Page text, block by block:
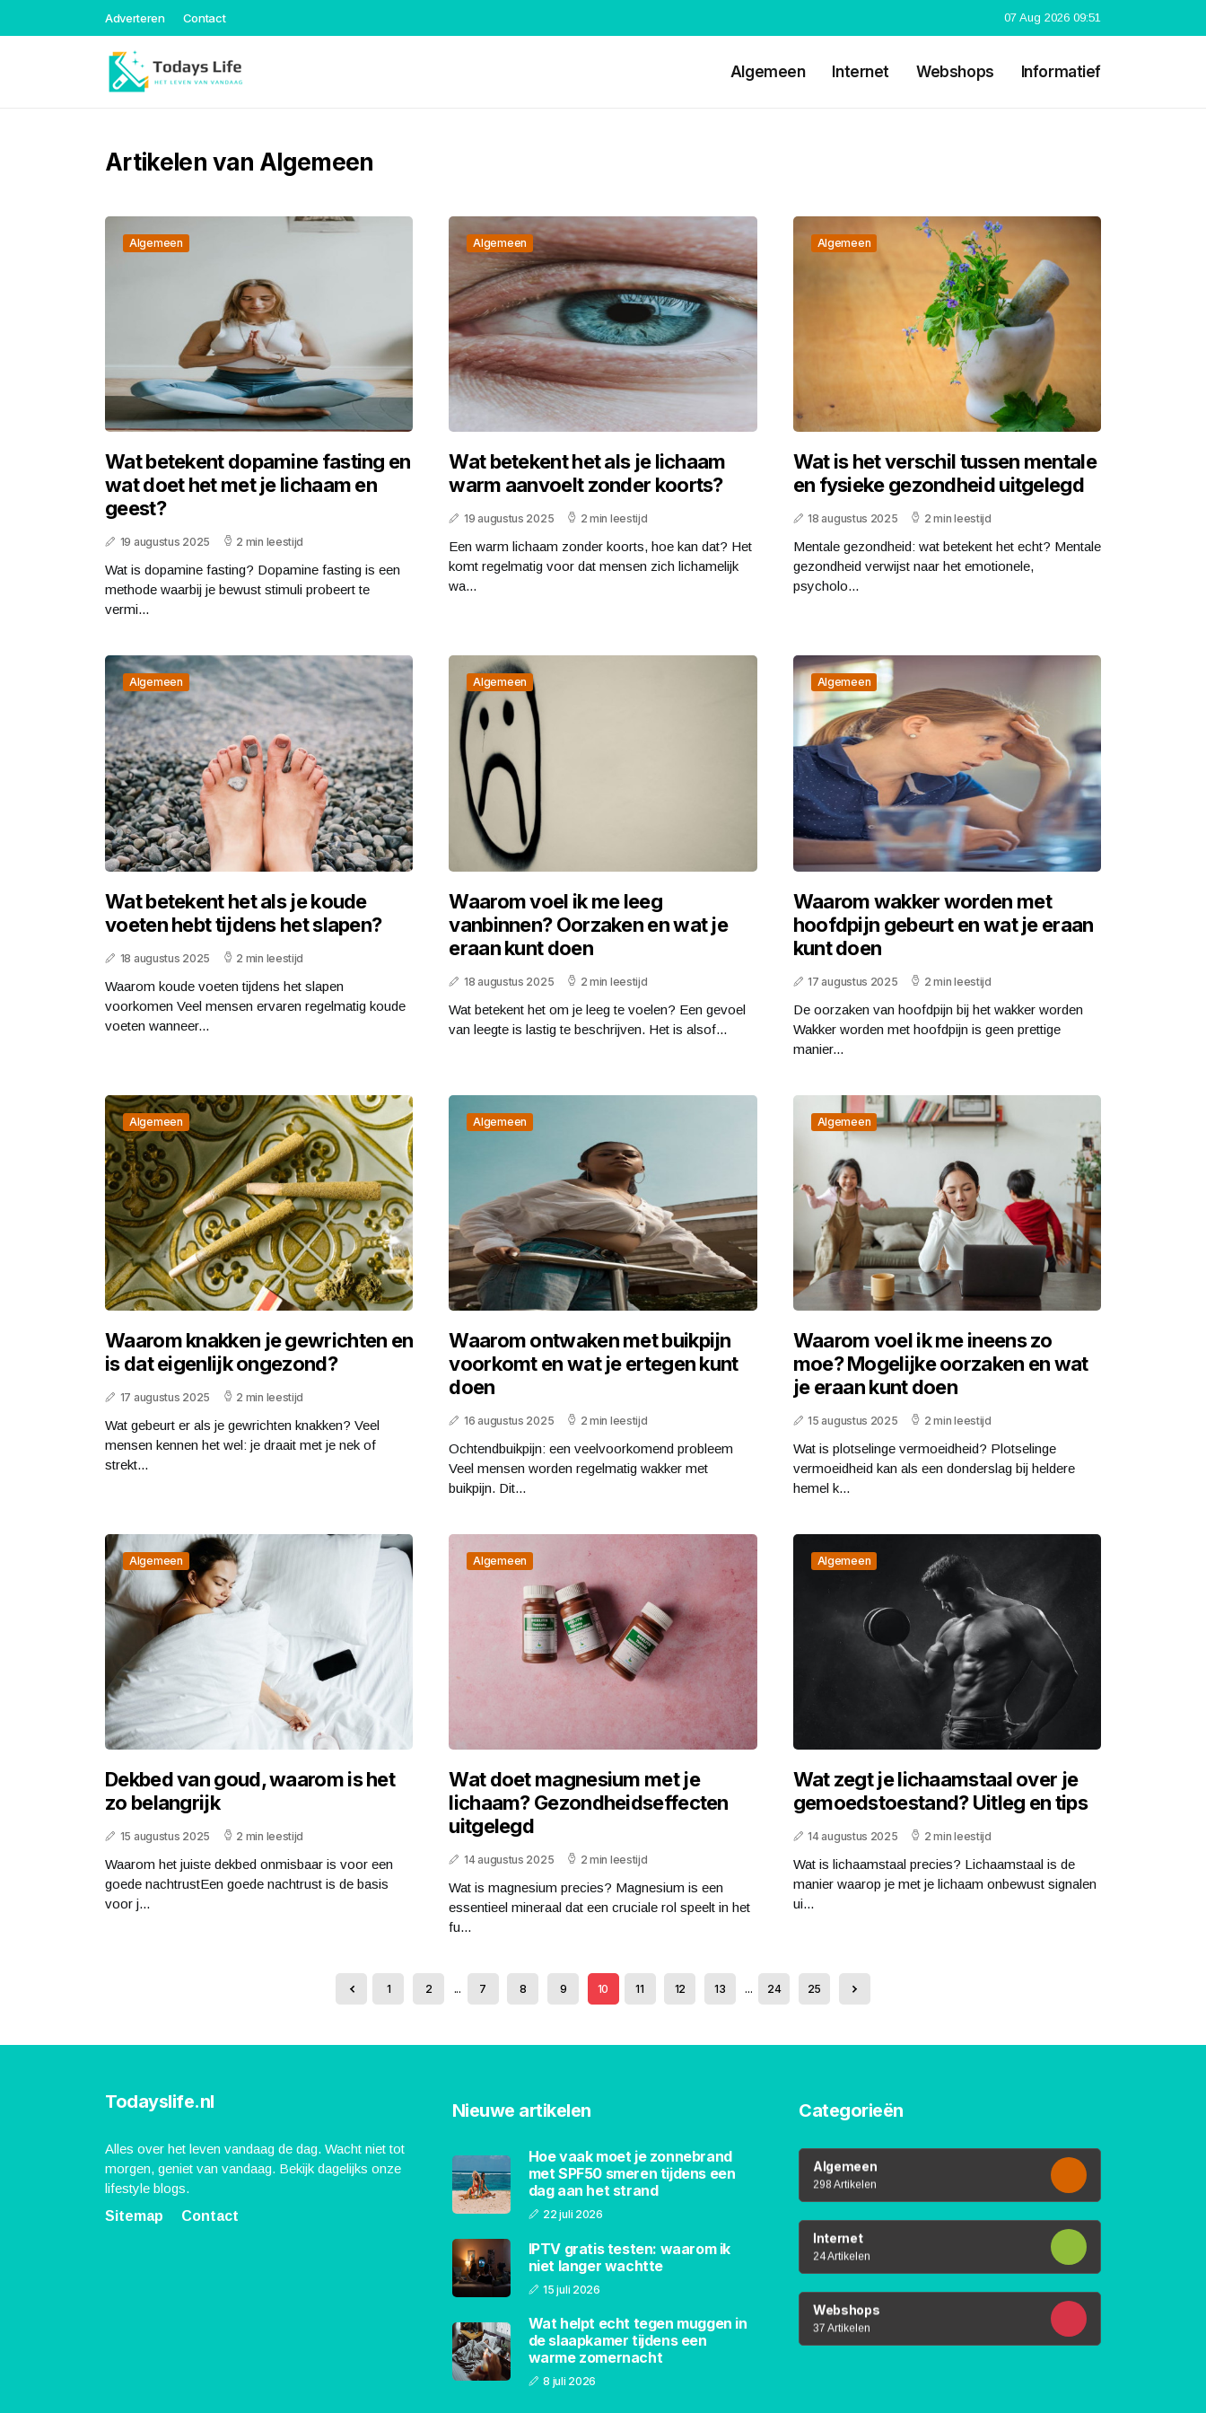
Adverteren Contact 07 Aug 2026 09:51
Algemeen Internet Webshops Informatief
Artikelen van Algemeen
Algemeen
Wat betekent dopamine fasting en
wat doet het met je lichaam en
geest?
19 augustus 2025 2 min leestijd
Wat is dopamine fasting? Dopamine fasting is een
methode waarbij je bewust stimuli probeert te
vermi...
Algemeen
Wat betekent het als je lichaam
warm aanvoelt zonder koorts?
19 augustus 2025 2 min leestijd
Een warm lichaam zonder koorts, hoe kan dat? Het
komt regelmatig voor dat mensen zich lichamelijk
wa...
Algemeen
Wat is het verschil tussen mentale
en fysieke gezondheid uitgelegd
18 augustus 2025 2 min leestijd
Mentale gezondheid: wat betekent het echt? Mentale
gezondheid verwijst naar het emotionele,
psycholo...
Algemeen
Wat betekent het als je koude
voeten hebt tijdens het slapen?
18 augustus 2025 2 min leestijd
Waarom koude voeten tijdens het slapen
voorkomen Veel mensen ervaren regelmatig koude
voeten wanneer...
Algemeen
Waarom voel ik me leeg
vanbinnen? Oorzaken en wat je
eraan kunt doen
18 augustus 2025 2 min leestijd
Wat betekent het om je leeg te voelen? Een gevoel
van leegte is lastig te beschrijven. Het is alsof...
Algemeen
Waarom wakker worden met
hoofdpijn gebeurt en wat je eraan
kunt doen
17 augustus 2025 2 min leestijd
De oorzaken van hoofdpijn bij het wakker worden
Wakker worden met hoofdpijn is geen prettige
manier...
Algemeen
Waarom knakken je gewrichten en
is dat eigenlijk ongezond?
17 augustus 2025 2 min leestijd
Wat gebeurt er als je gewrichten knakken? Veel
mensen kennen het wel: je draait met je nek of
strekt...
Algemeen
Waarom ontwaken met buikpijn
voorkomt en wat je ertegen kunt
doen
16 augustus 2025 2 min leestijd
Ochtendbuikpijn: een veelvoorkomend probleem
Veel mensen worden regelmatig wakker met
buikpijn. Dit...
Algemeen
Waarom voel ik me ineens zo
moe? Mogelijke oorzaken en wat
je eraan kunt doen
15 augustus 2025 2 min leestijd
Wat is plotselinge vermoeidheid? Plotselinge
vermoeidheid kan als een donderslag bij heldere
hemel k...
Algemeen
Dekbed van goud, waarom is het
zo belangrijk
15 augustus 2025 2 min leestijd
Waarom het juiste dekbed onmisbaar is voor een
goede nachtrustEen goede nachtrust is de basis
voor j...
Algemeen
Wat doet magnesium met je
lichaam? Gezondheidseffecten
uitgelegd
14 augustus 2025 2 min leestijd
Wat is magnesium precies? Magnesium is een
essentieel mineraal dat een cruciale rol speelt in het
fu...
Algemeen
Wat zegt je lichaamstaal over je
gemoedstoestand? Uitleg en tips
14 augustus 2025 2 min leestijd
Wat is lichaamstaal precies? Lichaamstaal is de
manier waarop je met je lichaam onbewust signalen
ui...
1 2 ... 7 8 9 10 11 12 13 ... 24 25
Todayslife.nl
Alles over het leven vandaag de dag. Wacht niet tot
morgen, geniet van vandaag. Bekijk dagelijks onze
lifestyle blogs.
Sitemap
Contact
Nieuwe artikelen
Hoe vaak moet je zonnebrand
met SPF50 smeren tijdens een
dag aan het strand
22 juli 2026
IPTV gratis testen: waarom ik
niet langer wachtte
15 juli 2026
Wat helpt echt tegen muggen in
de slaapkamer tijdens een
warme zomernacht
8 juli 2026
Categorieën
Algemeen
298 Artikelen
Internet
24 Artikelen
Webshops
37 Artikelen